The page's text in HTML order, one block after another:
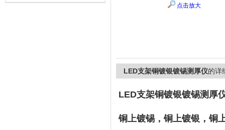
点击放大
LED支架铜镀银镀锡测厚仪的详
LED支架铜镀银镀锡测厚
铜上镀锡，铜上镀银，铜